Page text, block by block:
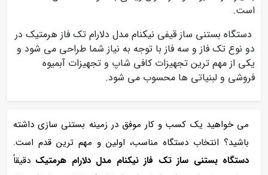
است.
دستگاه بستنی ساز قیفی نیکنام مدل دلارام تک فاز هرمتیک در
دو نوع تک فاز و سه فاز با توجه به نیاز شما طراحی می شود و
یکی از مهم ترین تجهیزات کافی شاپ و تجهیزات آبمیوه
فروشی و لبنیاتی ها محسوب می شود.
می خواهید یک کسب‌ و کار موفق در زمینه بستنی‌ سازی داشته
باشید؟ انتخاب دستگاه مناسب، اولین و مهم‌ ترین قدم است.
دستگاه بستنی ساز تک فاز نیکنام مدل دلارام هرمتیک دقیقاً